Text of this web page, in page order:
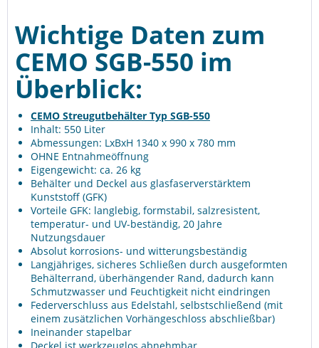
Wichtige Daten zum
CEMO SGB-550 im
Überblick:
CEMO Streugutbehälter Typ SGB-550
Inhalt: 550 Liter
Abmessungen: LxBxH 1340 x 990 x 780 mm
OHNE Entnahmeöffnung
Eigengewicht: ca. 26 kg
Behälter und Deckel aus glasfaserverstärktem
Kunststoff (GFK)
Vorteile GFK: langlebig, formstabil, salzresistent,
temperatur- und UV-beständig, 20 Jahre
Nutzungsdauer
Absolut korrosions- und witterungsbeständig
Langjähriges, sicheres Schließen durch ausgeformten
Behälterrand, überhängender Rand, dadurch kann
Schmutzwasser und Feuchtigkeit nicht eindringen
Federverschluss aus Edelstahl, selbstschließend (mit
einem zusätzlichen Vorhängeschloss abschließbar)
Ineinander stapelbar